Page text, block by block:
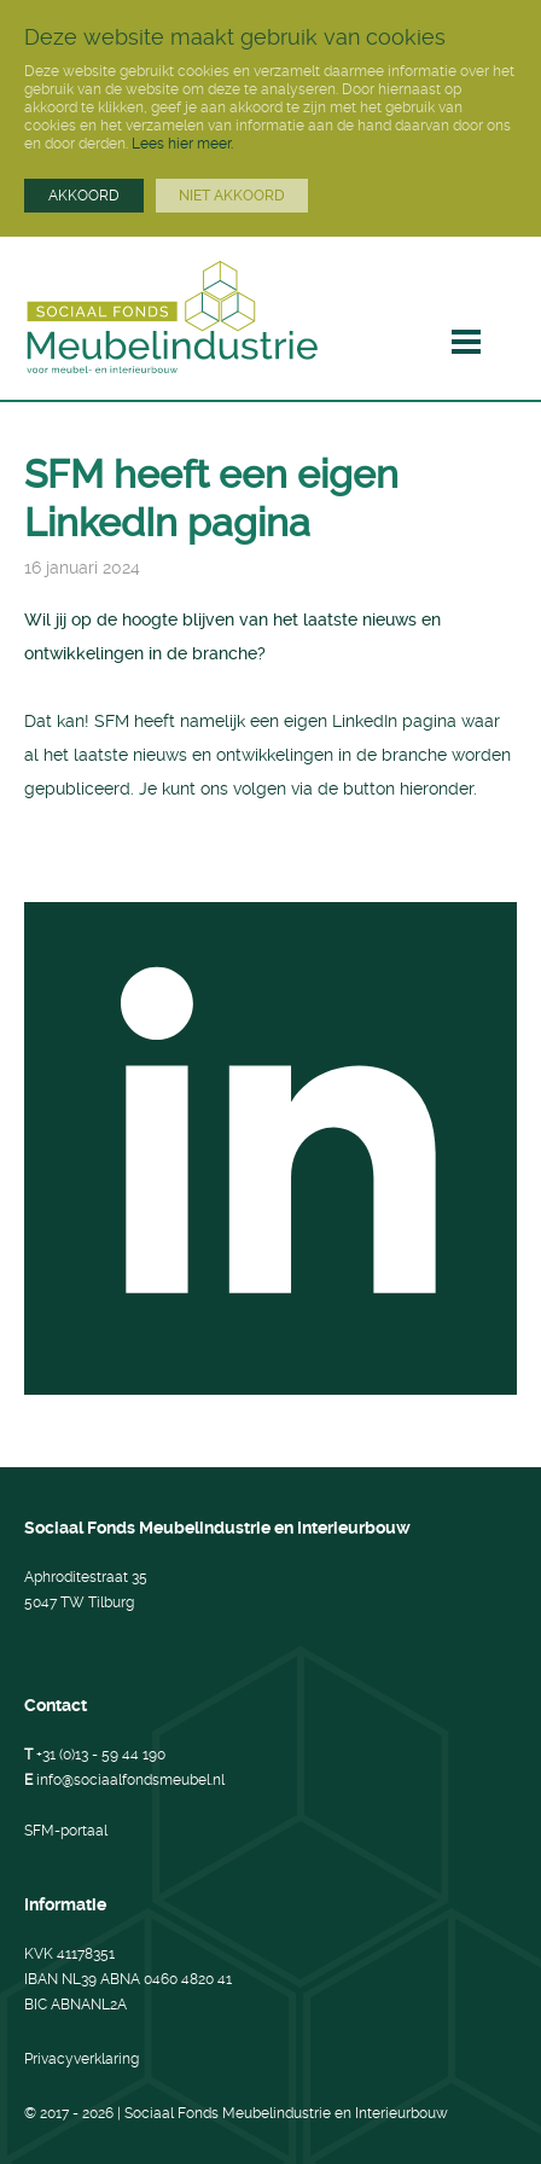
Deze website maakt gebruik van cookies
Deze website gebruikt cookies en verzamelt daarmee informatie over het
gebruik van de website om deze te analyseren. Door hiernaast op
akkoord te klikken, geef je aan akkoord te zijn met het gebruik van
cookies en het verzamelen van informatie aan de hand daarvan door ons
en door derden. Lees hier meer.
AKKOORD NIET AKKOORD
SFM heeft een eigen
LinkedIn pagina
16 januari 2024
Wil jij op de hoogte blijven van het laatste nieuws en
ontwikkelingen in de branche?
Dat kan! SFM heeft namelijk een eigen LinkedIn pagina waar
al het laatste nieuws en ontwikkelingen in de branche worden
gepubliceerd. Je kunt ons volgen via de button hieronder.
Sociaal Fonds Meubelindustrie en Interieurbouw
Aphroditestraat 35
5047 TW Tilburg
Contact
T+31 (0)13 - 59 44 190
E info@sociaalfondsmeubel.nl
SFM-portaal
Informatie
KVK 41178351
IBAN NL39 ABNA 0460 4820 41
BIC ABNANL2A
Privacyverklaring
© 2017 - 2026 | Sociaal Fonds Meubelindustrie en Interieurbouw